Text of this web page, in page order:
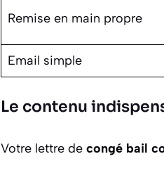
Remise en main propre
Email simple
Le contenu
Votre lettre de congé bail